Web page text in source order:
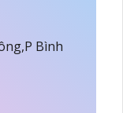
Bình